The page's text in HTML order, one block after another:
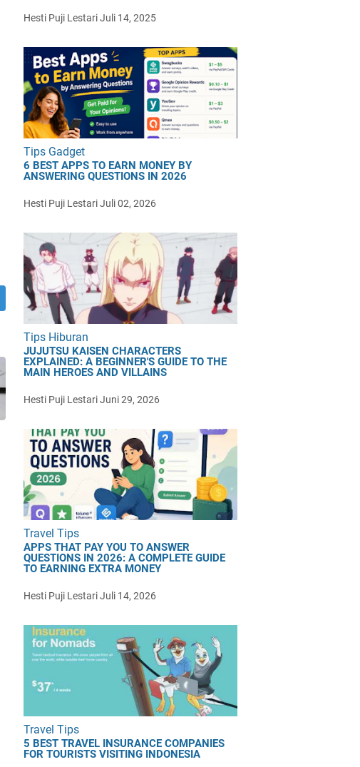
Hesti Puji LestariJuli 14, 2025
Tips Gadget
6 BEST APPS TO EARN MONEY BY
ANSWERING QUESTIONS IN 2026
Hesti Puji LestariJuli 02, 2026
Tips Hiburan
JUJUTSU KAISEN CHARACTERS
EXPLAINED: A BEGINNER'S GUIDE TO THE
MAIN HEROES AND VILLAINS
Hesti Puji LestariJuni 29, 2026
Travel Tips
APPS THAT PAY YOU TO ANSWER
QUESTIONS IN 2026: A COMPLETE GUIDE
TO EARNING EXTRA MONEY
Hesti Puji LestariJuli 14, 2026
Travel Tips
5 BEST TRAVEL INSURANCE COMPANIES
FOR TOURISTS VISITING INDONESIA